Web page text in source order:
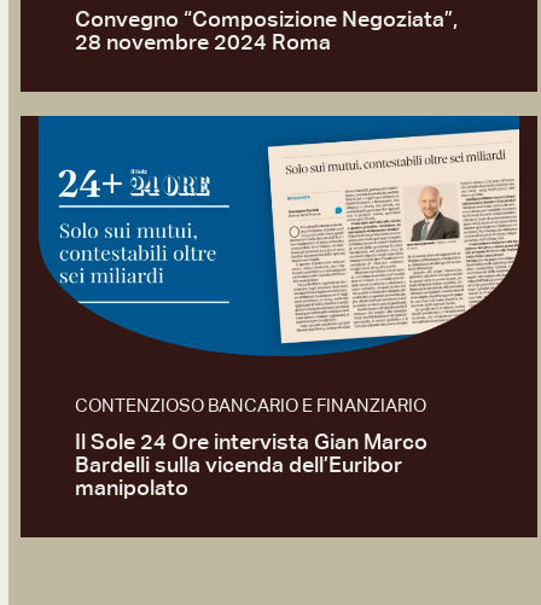
Convegno “Composizione Negoziata”,
28 novembre 2024 Roma
CONTENZIOSO BANCARIO E FINANZIARIO
Il Sole 24 Ore intervista Gian Marco
Bardelli sulla vicenda dell’Euribor
manipolato